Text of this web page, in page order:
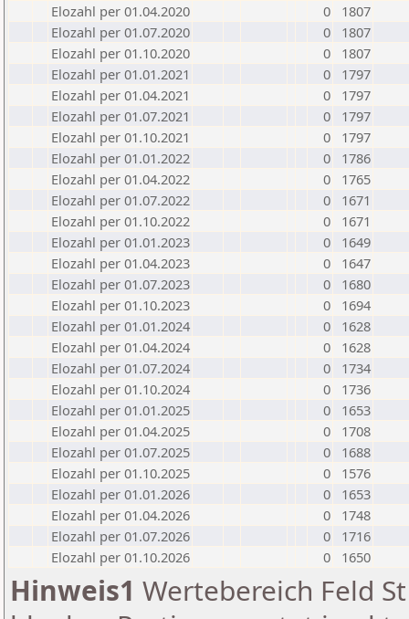
Elozahl per 01.04.2020
0
1807
Elozahl per 01.07.2020
0
1807
Elozahl per 01.10.2020
0
1807
Elozahl per 01.01.2021
0
1797
Elozahl per 01.04.2021
0
1797
Elozahl per 01.07.2021
0
1797
Elozahl per 01.10.2021
0
1797
Elozahl per 01.01.2022
0
1786
Elozahl per 01.04.2022
0
1765
Elozahl per 01.07.2022
0
1671
Elozahl per 01.10.2022
0
1671
Elozahl per 01.01.2023
0
1649
Elozahl per 01.04.2023
0
1647
Elozahl per 01.07.2023
0
1680
Elozahl per 01.10.2023
0
1694
Elozahl per 01.01.2024
0
1628
Elozahl per 01.04.2024
0
1628
Elozahl per 01.07.2024
0
1734
Elozahl per 01.10.2024
0
1736
Elozahl per 01.01.2025
0
1653
Elozahl per 01.04.2025
0
1708
Elozahl per 01.07.2025
0
1688
Elozahl per 01.10.2025
0
1576
Elozahl per 01.01.2026
0
1653
Elozahl per 01.04.2026
0
1748
Elozahl per 01.07.2026
0
1716
Elozahl per 01.10.2026
0 1650
Hinweis1 Wertebereich Feld